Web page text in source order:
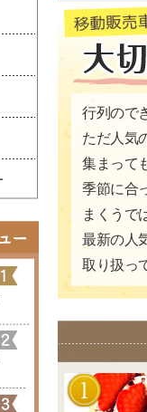
行列ので
ただ人気
集まって
季節に合
まくうで
最新の人
取り扱っ